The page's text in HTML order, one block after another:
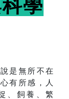
學
是無所不在
有所感，人
、飼養、繁